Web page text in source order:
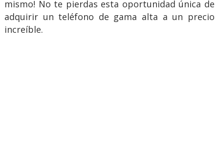
mismo! No te pierdas esta oportunidad única de
adquirir un teléfono de gama alta a un precio
increíble.